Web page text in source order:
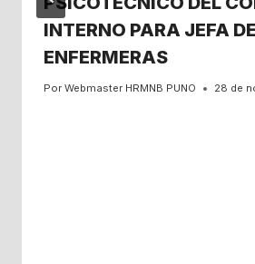
INTERNO PARA JEFA DE
ENFERMERAS
Por Webmaster HRMNB PUNO 28 de